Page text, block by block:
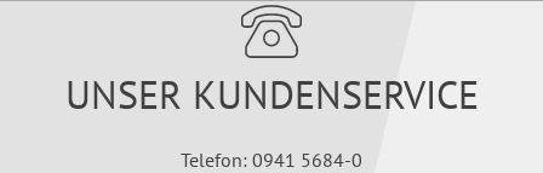
UNSER KUNDENSERVICE
Telefon: 0941 5684-0